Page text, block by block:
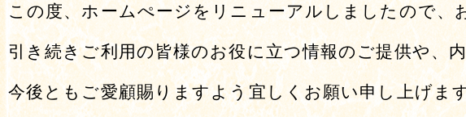
この度、ホームぺージをリニューアルしましたので、
引き続きご利用の皆様のお役に立つ情報のご提供や、
今後ともご愛顧賜りますよう宜しくお願い申し上げま